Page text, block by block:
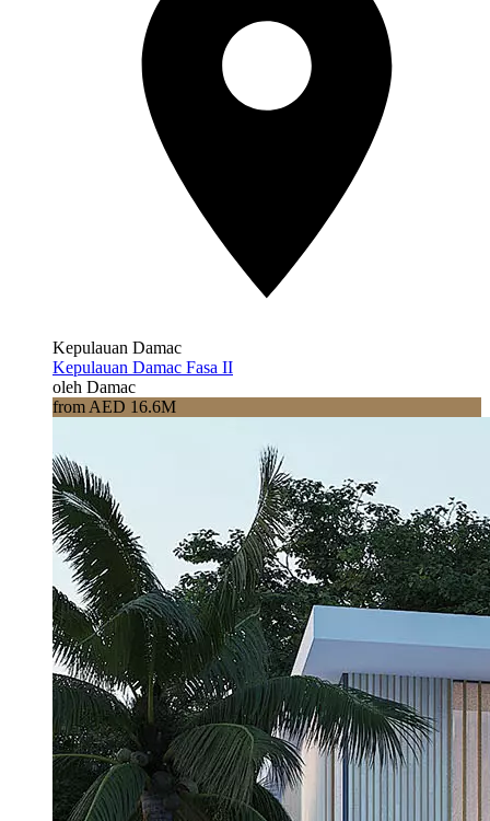
Kepulauan Damac
Kepulauan Damac Fasa II
oleh Damac
from AED 16.6M